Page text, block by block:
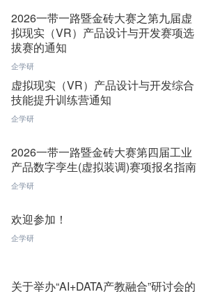
2026一带一路暨金砖大赛之第九届虚
拟现实（VR）产品设计与开发赛项选
拔赛的通知
企学研
虚拟现实（VR）产品设计与开发综合
技能提升训练营通知
企学研
2026一带一路暨金砖大赛第四届工业
产品数字孪生(虚拟装调)赛项报名指南
企学研
欢迎参加！
企学研
关于举办“AI+DATA产教融合”研讨会的